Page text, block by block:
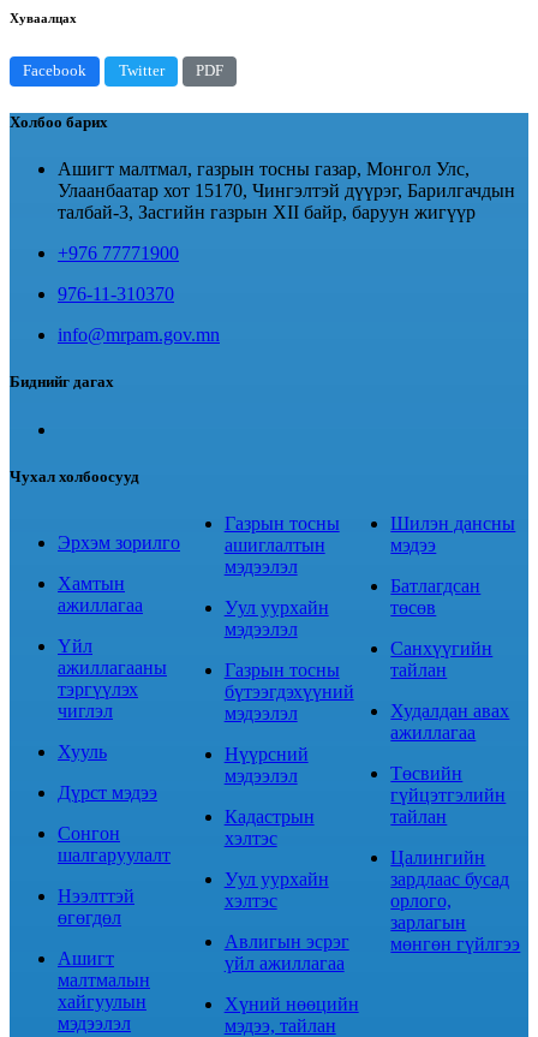
Хуваалцах
Facebook Twitter PDF
Холбоо барих
Ашигт малтмал, газрын тосны газар, Монгол Улс,
Улаанбаатар хот 15170, Чингэлтэй дүүрэг, Барилгачдын
талбай-3, Засгийн газрын XII байр, баруун жигүүр
+976 77771900
976-11-310370
info@mrpam.gov.mn
Биднийг дагах
Чухал холбоосууд
Эрхэм зорилго
Хамтын
ажиллагаа
Үйл
ажиллагааны
тэргүүлэх
чиглэл
Хууль
Дүрст мэдээ
Сонгон
шалгаруулалт
Нээлттэй
өгөгдөл
Ашигт
малтмалын
хайгуулын
мэдээлэл
Газрын тосны
ашиглалтын
мэдээлэл
Уул уурхайн
мэдээлэл
Газрын тосны
бүтээгдэхүүний
мэдээлэл
Нүүрсний
мэдээлэл
Кадастрын
хэлтэс
Уул уурхайн
хэлтэс
Авлигын эсрэг
үйл ажиллагаа
Хүний нөөцийн
мэдээ, тайлан
Шилэн дансны
мэдээ
Батлагдсан
төсөв
Санхүүгийн
тайлан
Худалдан авах
ажиллагаа
Төсвийн
гүйцэтгэлийн
тайлан
Цалингийн
зардлаас бусад
орлого,
зарлагын
мөнгөн гүйлгээ